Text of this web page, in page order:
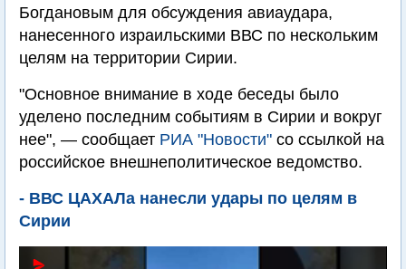
Богдановым для обсуждения авиаудара,
нанесенного израильскими ВВС по нескольким
целям на территории Сирии.
"Основное внимание в ходе беседы было
уделено последним событиям в Сирии и вокруг
нее", — сообщает РИА "Новости" со ссылкой на
российское внешнеполитическое ведомство.
- ВВС ЦАХАЛа нанесли удары по целям в
Сирии